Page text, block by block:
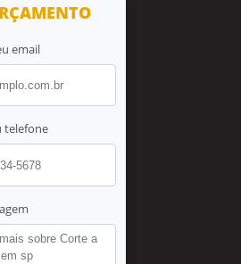
email
telefone